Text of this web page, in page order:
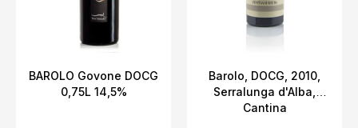
BAROLO Govone DOCG
0,75L 14,5%
Barolo, DOCG, 2010,
Serralunga d'Alba,
Cantina